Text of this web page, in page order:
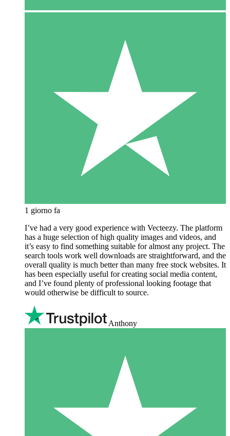
1 giorno fa
I’ve had a very good experience with Vecteezy. The platform
has a huge selection of high quality images and videos, and
it’s easy to find something suitable for almost any project. The
search tools work well downloads are straightforward, and the
overall quality is much better than many free stock websites. It
has been especially useful for creating social media content,
and I’ve found plenty of professional looking footage that
would otherwise be difficult to source.
Anthony